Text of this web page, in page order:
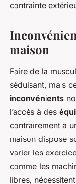
contrainte
maison
Faire de la
séduisant, mais
inconvénients
l’accès à des
contrairement à
maison dispose
varier les
comme les
libres,